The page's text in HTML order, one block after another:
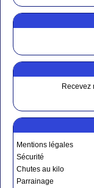
Recevez
Mentions légales
Sécurité
Chutes au kilo
Parrainage
le 30/01/2021